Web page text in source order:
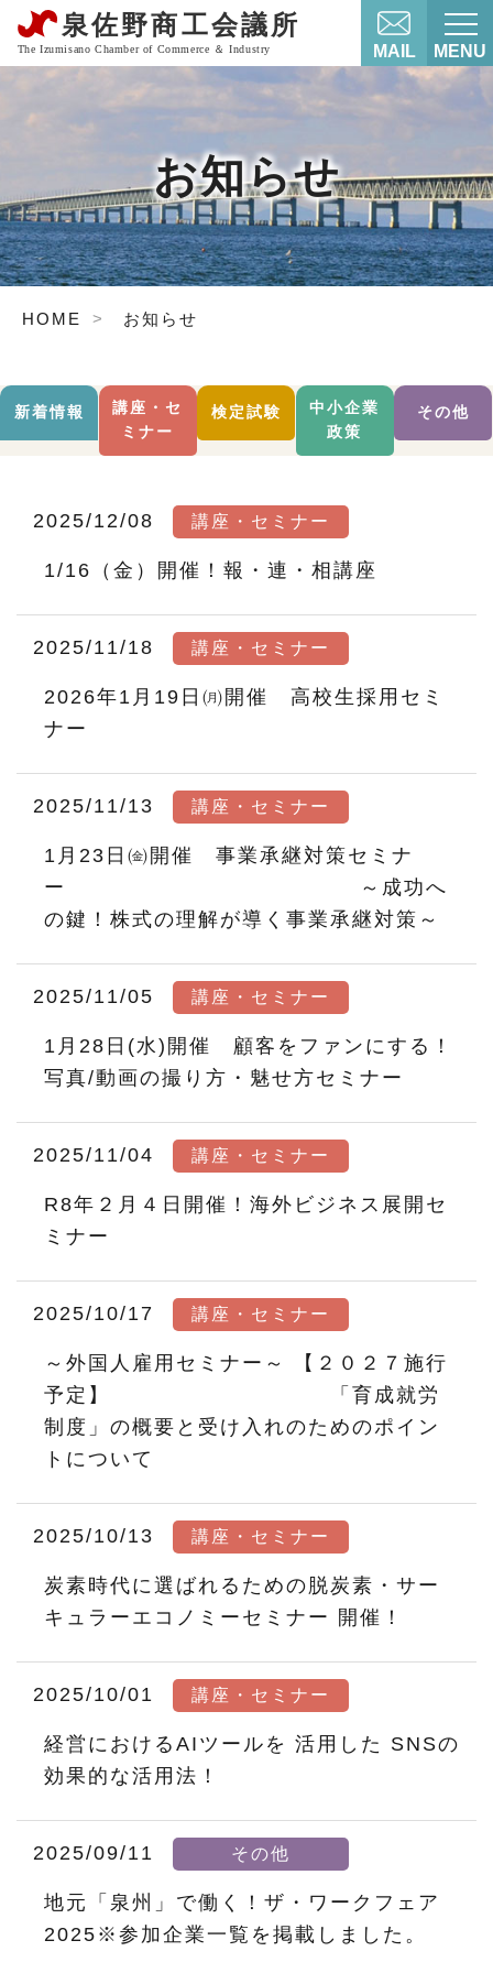
MAIL MENU
お知らせ
HOME お知らせ
新着情報
講座・セ
ミナー
検定試験
中小企業
政策
その他
2025/12/08 講座・セミナー
1/16（金）開催！報・連・相講座
2025/11/18 講座・セミナー
2026年1月19日㈪開催 高校生採用セミ
ナー
2025/11/13 講座・セミナー
1月23日㈮開催 事業承継対策セミナ
ー ～成功へ
の鍵！株式の理解が導く事業承継対策～
2025/11/05 講座・セミナー
1月28日(水)開催 顧客をファンにする！
写真/動画の撮り方・魅せ方セミナー
2025/11/04 講座・セミナー
R8年２月４日開催！海外ビジネス展開セ
ミナー
2025/10/17 講座・セミナー
～外国人雇用セミナー～ 【２０２７施行
予定】 「育成就労
制度」の概要と受け入れのためのポイン
トについて
2025/10/13 講座・セミナー
炭素時代に選ばれるための脱炭素・サー
キュラーエコノミーセミナー 開催！
2025/10/01 講座・セミナー
経営におけるAIツールを 活用した SNSの
効果的な活用法！
2025/09/11 その他
地元「泉州」で働く！ザ・ワークフェア
2025※参加企業一覧を掲載しました。